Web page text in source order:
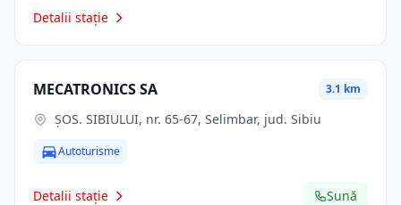
Detalii stație
MECATRONICS SA 3.1 km
ŞOS. SIBIULUI, nr. 65-67, Selimbar, jud. Sibiu
Autoturisme
Detalii stație Sună